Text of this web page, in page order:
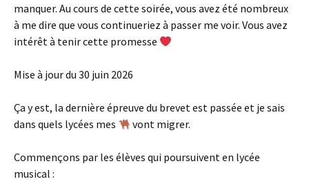
manquer. Au cours de cette soirée, vous avez été nombreux
à me dire que vous continueriez à passer me voir. Vous avez
intérêt à tenir cette promesse
Mise à jour du 30 juin 2026
Ça y est, la dernière épreuve du brevet est passée et je sais
dans quels lycées mes
vont migrer.
Commençons par les élèves qui poursuivent en lycée
musical :